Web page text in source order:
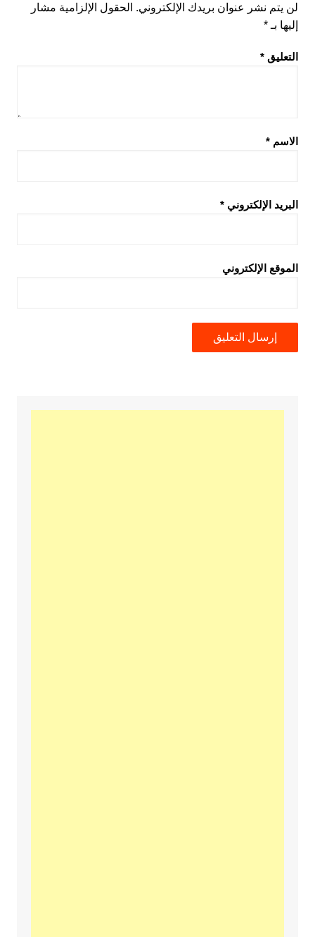
لن يتم نشر عنوان بريدك الإلكتروني. الحقول الإلزامية مشار
إليها بـ *
التعليق *
الاسم *
البريد الإلكتروني *
الموقع الإلكتروني